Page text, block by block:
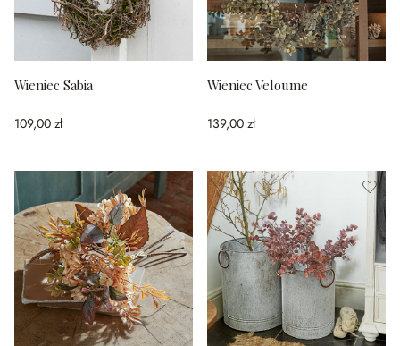
Wieniec Sabia
109,00 zł
Wieniec Veloume
139,00 zł